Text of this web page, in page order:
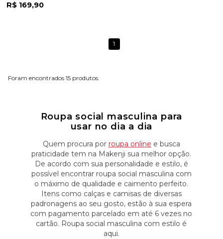
R$ 169,90
1
15
Roupa social masculina para
usar no dia a dia
Quem procura por roupa online e busca
praticidade tem na Makenji sua melhor opção.
De acordo com sua personalidade e estilo, é
possível encontrar roupa social masculina com
o máximo de qualidade e caimento perfeito.
Itens como calças e camisas de diversas
padronagens ao seu gosto, estão à sua espera
com pagamento parcelado em até 6 vezes no
cartão. Roupa social masculina com estilo é
aqui.